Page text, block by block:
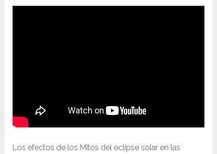
Los efectos de los Mitos del eclipse solar en las